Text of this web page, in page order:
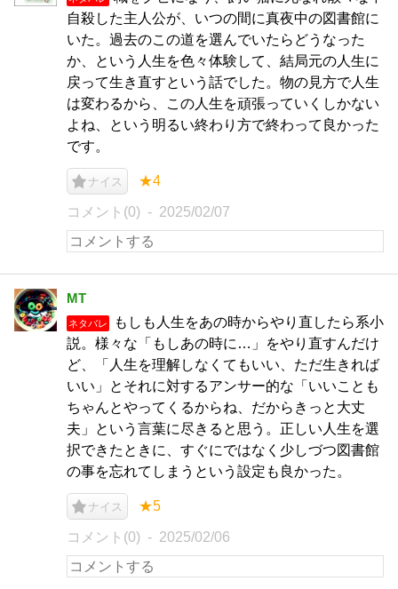
自殺した主人公が、いつの間に真夜中の図書館に
いた。過去のこの道を選んでいたらどうなった
か、という人生を色々体験して、結局元の人生に
戻って生き直すという話でした。物の見方で人生
は変わるから、この人生を頑張っていくしかない
よね、という明るい終わり方で終わって良かった
です。
ナイス ★4
コメント(0) 2025/02/07
MT
ネタバレ
もしも人生をあの時からやり直したら系小
説。様々な「もしあの時に…」をやり直すんだけ
ど、「人生を理解しなくてもいい、ただ生きれば
いい」とそれに対するアンサー的な「いいことも
ちゃんとやってくるからね、だからきっと大丈
夫」という言葉に尽きると思う。正しい人生を選
択できたときに、すぐにではなく少しづつ図書館
の事を忘れてしまうという設定も良かった。
ナイス ★5
コメント(0) 2025/02/06